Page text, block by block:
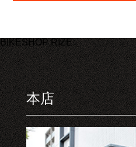
BIKESHOP RIZE
本店